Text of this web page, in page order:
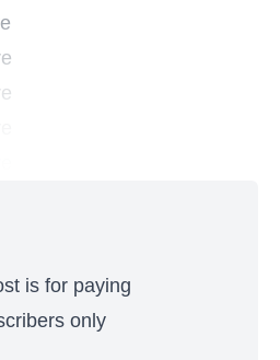
is for paying
only